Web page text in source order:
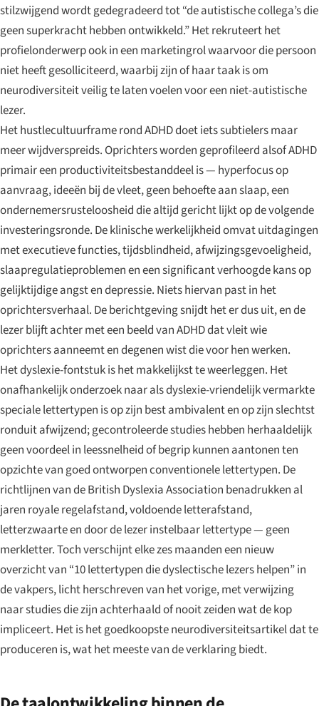
stilzwijgend wordt gedegradeerd tot “de autistische collega’s die
geen superkracht hebben ontwikkeld.” Het rekruteert het
profielonderwerp ook in een marketingrol waarvoor die persoon
niet heeft gesolliciteerd, waarbij zijn of haar taak is om
neurodiversiteit veilig te laten voelen voor een niet-autistische
lezer.
Het hustlecultuurframe rond ADHD doet iets subtielers maar
meer wijdverspreids. Oprichters worden geprofileerd alsof ADHD
primair een productiviteitsbestanddeel is — hyperfocus op
aanvraag, ideeën bij de vleet, geen behoefte aan slaap, een
ondernemersrusteloosheid die altijd gericht lijkt op de volgende
investeringsronde. De klinische werkelijkheid omvat uitdagingen
met executieve functies, tijdsblindheid, afwijzingsgevoeligheid,
slaapregulatieproblemen en een significant verhoogde kans op
gelijktijdige angst en depressie. Niets hiervan past in het
oprichtersverhaal. De berichtgeving snijdt het er dus uit, en de
lezer blijft achter met een beeld van ADHD dat vleit wie
oprichters aanneemt en degenen wist die voor hen werken.
Het dyslexie-fontstuk is het makkelijkst te weerleggen. Het
onafhankelijk onderzoek naar als dyslexie-vriendelijk vermarkte
speciale lettertypen is op zijn best ambivalent en op zijn slechtst
ronduit afwijzend; gecontroleerde studies hebben herhaaldelijk
geen voordeel in leessnelheid of begrip kunnen aantonen ten
opzichte van goed ontworpen conventionele lettertypen. De
richtlijnen van de British Dyslexia Association benadrukken al
jaren royale regelafstand, voldoende letterafstand,
letterzwaarte en door de lezer instelbaar lettertype — geen
merkletter. Toch verschijnt elke zes maanden een nieuw
overzicht van “10 lettertypen die dyslectische lezers helpen” in
de vakpers, licht herschreven van het vorige, met verwijzing
naar studies die zijn achterhaald of nooit zeiden wat de kop
impliceert. Het is het goedkoopste neurodiversiteitsartikel dat te
produceren is, wat het meeste van de verklaring biedt.